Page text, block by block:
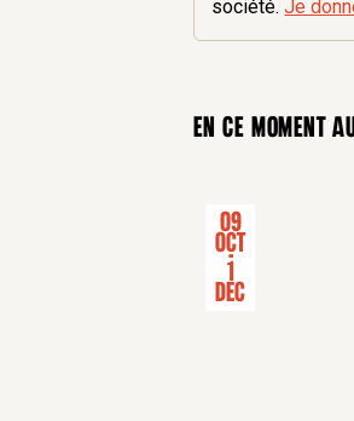
société.Je
En ce moment
09
Oct
-
1
Dec